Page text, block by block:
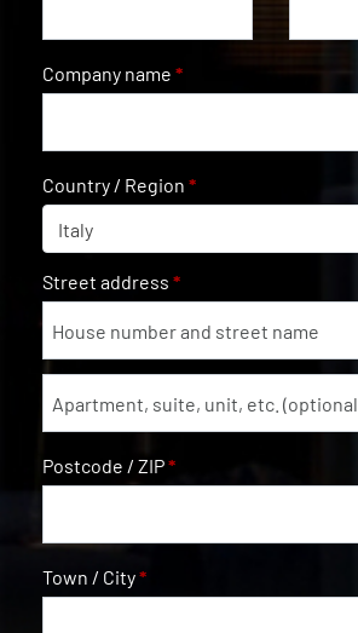
Company name *
Country / Region *
Italy
Street address *
(optional)
Postcode / ZIP*
Town / City*